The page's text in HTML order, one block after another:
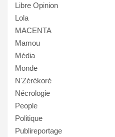
Libre Opinion
Lola
MACENTA
Mamou
Média
Monde
N'Zérékoré
Nécrologie
People
Politique
Publireportage